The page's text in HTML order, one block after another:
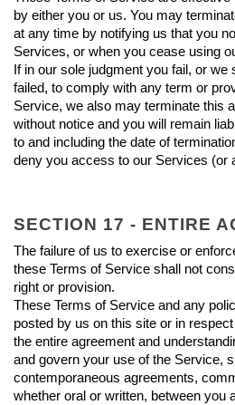
by either you or us. You may
at any time by notifying us that you
Services, or when you cease using
If in our sole judgment you fail, or
failed, to comply with any term or
Service, we also may terminate this
without notice and you will remain
to and including the date of
deny you access to our Services (or
SECTION 17 - ENTIRE
The failure of us to exercise or
these Terms of Service shall not
right or provision.
These Terms of Service and any
posted by us on this site or in
the entire agreement and
and govern your use of the Service,
contemporaneous agreements,
whether oral or written, between you